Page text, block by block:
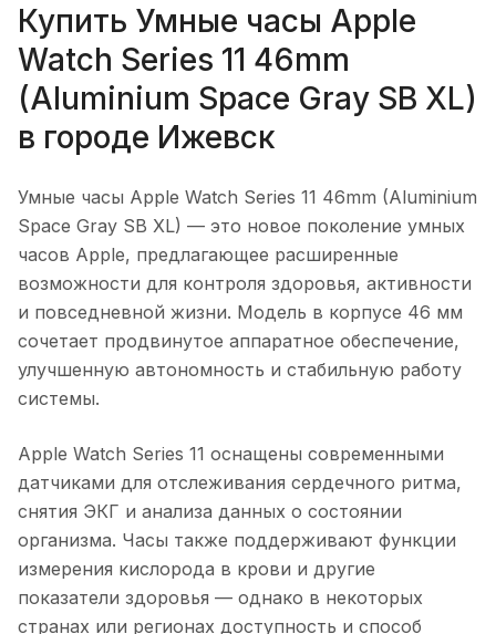
Купить Умные часы Apple
Watch Series 11 46mm
(Aluminium Space Gray SB XL)
в городе Ижевск
Умные часы Apple Watch Series 11 46mm (Aluminium
Space Gray SB XL) — это новое поколение умных
часов Apple, предлагающее расширенные
возможности для контроля здоровья, активности
и повседневной жизни. Модель в корпусе 46 мм
сочетает продвинутое аппаратное обеспечение,
улучшенную автономность и стабильную работу
системы.
Apple Watch Series 11 оснащены современными
датчиками для отслеживания сердечного ритма,
снятия ЭКГ и анализа данных о состоянии
организма. Часы также поддерживают функции
измерения кислорода в крови и другие
показатели здоровья — однако в некоторых
странах или регионах доступность и способ